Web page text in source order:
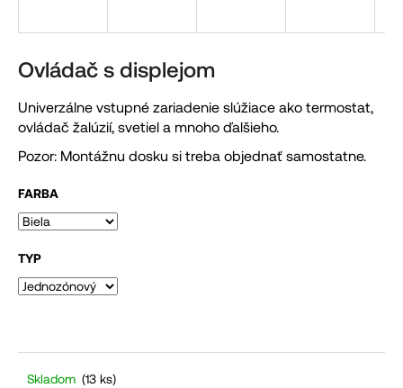
Ovládač s displejom
Univerzálne vstupné zariadenie slúžiace ako termostat,
ovládač žalúzií, svetiel a mnoho ďalšieho.
Pozor: Montážnu dosku si treba objednať samostatne.
FARBA
TYP
Skladom (13 ks)
s
?
O
o